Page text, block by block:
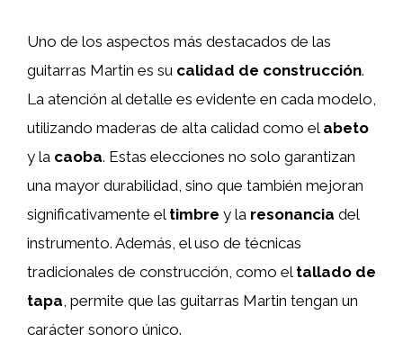
Uno de los aspectos más destacados de las
guitarras Martin es su calidad de construcción.
La atención al detalle es evidente en cada modelo,
utilizando maderas de alta calidad como el abeto
y la caoba. Estas elecciones no solo garantizan
una mayor durabilidad, sino que también mejoran
significativamente el timbre y la resonancia del
instrumento. Además, el uso de técnicas
tradicionales de construcción, como el tallado de
tapa , permite que las guitarras Martin tengan un
carácter sonoro único.